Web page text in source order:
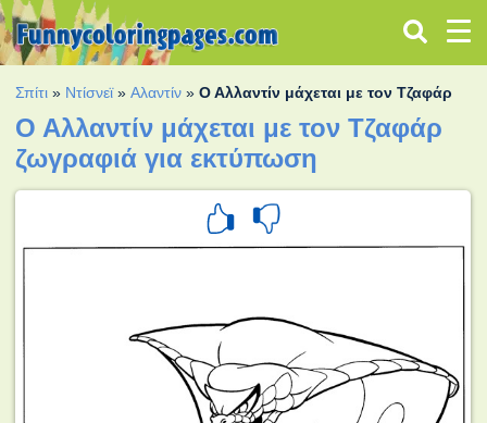
Σπίτι » Ντίσνεϊ»Αλαντίν »Ο Αλλαντίν μάχεται με τον Τζαφάρ
Ο Αλλαντίν μάχεται με τον Τζαφάρ
ζωγραφιά για εκτύπωση